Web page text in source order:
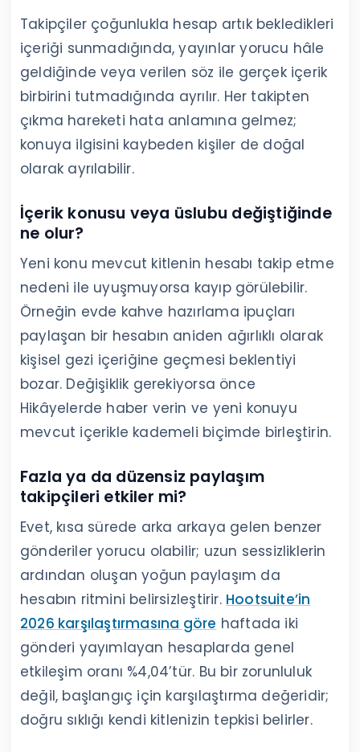
Takipçiler çoğunlukla hesap artık bekledikleri
içeriği sunmadığında, yayınlar yorucu hâle
geldiğinde veya verilen söz ile gerçek içerik
birbirini tutmadığında ayrılır. Her takipten
çıkma hareketi hata anlamına gelmez;
konuya ilgisini kaybeden kişiler de doğal
olarak ayrılabilir.
İçerik konusu veya üslubu değiştiğinde
ne olur?
Yeni konu mevcut kitlenin hesabı takip etme
nedeni ile uyuşmuyorsa kayıp görülebilir.
Örneğin evde kahve hazırlama ipuçları
paylaşan bir hesabın aniden ağırlıklı olarak
kişisel gezi içeriğine geçmesi beklentiyi
bozar. Değişiklik gerekiyorsa önce
Hikâyelerde haber verin ve yeni konuyu
mevcut içerikle kademeli biçimde birleştirin.
Fazla ya da düzensiz paylaşım
takipçileri etkiler mi?
Evet, kısa sürede arka arkaya gelen benzer
gönderiler yorucu olabilir; uzun sessizliklerin
ardından oluşan yoğun paylaşım da
hesabın ritmini belirsizleştirir. Hootsuite’in
2026 karşılaştırmasına göre haftada iki
gönderi yayımlayan hesaplarda genel
etkileşim oranı %4,04’tür. Bu bir zorunluluk
değil, başlangıç için karşılaştırma değeridir;
doğru sıklığı kendi kitlenizin tepkisi belirler.